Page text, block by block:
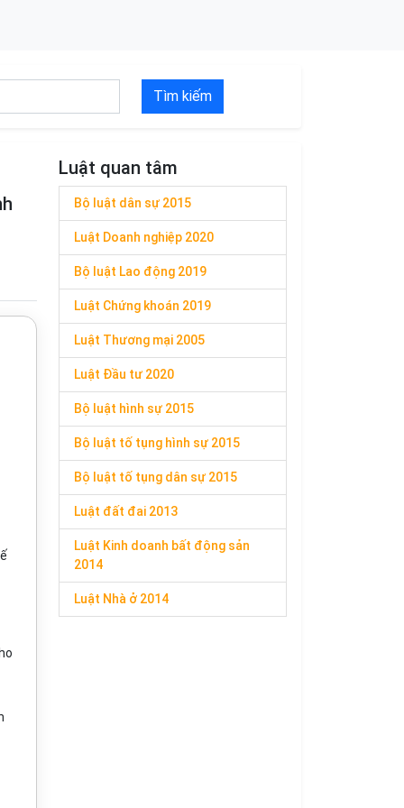
Tìm kiếm
Luật quan tâm
Bộ luật dân sự 2015
Luật Doanh nghiệp 2020
Bộ luật Lao động 2019
Luật Chứng khoán 2019
Luật Thương mại 2005
Luật Đầu tư 2020
Bộ luật hình sự 2015
Bộ luật tố tụng hình sự 2015
Bộ luật tố tụng dân sự 2015
Luật đất đai 2013
Luật Kinh doanh bất động sản
2014
Luật Nhà ở 2014